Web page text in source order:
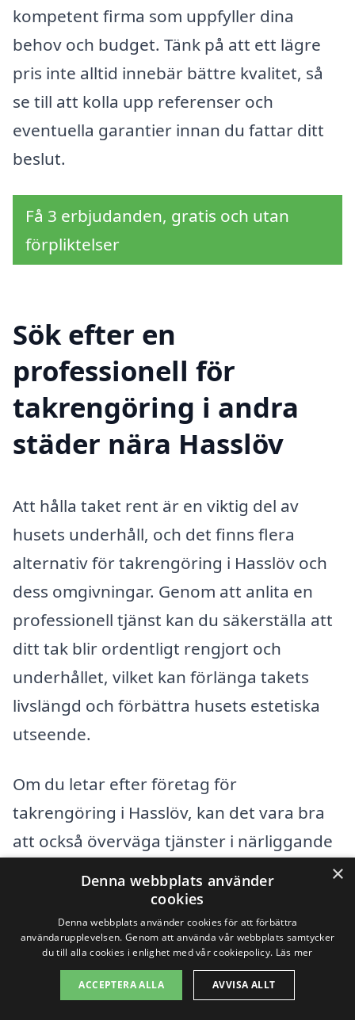
kompetent firma som uppfyller dina
behov och budget. Tänk på att ett lägre
pris inte alltid innebär bättre kvalitet, så
se till att kolla upp referenser och
eventuella garantier innan du fattar ditt
beslut.
Få 3 erbjudanden, gratis och utan
förpliktelser
Sök efter en
professionell för
takrengöring i andra
städer nära Hasslöv
Att hålla taket rent är en viktig del av
husets underhåll, och det finns flera
alternativ för takrengöring i Hasslöv och
dess omgivningar. Genom att anlita en
professionell tjänst kan du säkerställa att
ditt tak blir ordentligt rengjort och
underhållet, vilket kan förlänga takets
livslängd och förbättra husets estetiska
utseende.
Om du letar efter företag för
takrengöring i Hasslöv, kan det vara bra
att också överväga tjänster i närliggande
städer. Här är några städer i området där
du kan hitta kvalificerade entreprenörer:
Ullared
Veinge
×
Denna webbplats använder
cookies
Denna webbplats använder cookies för att förbättra
användarupplevelsen. Genom att använda vår webbplats samtycker
du till alla cookies i enlighet med vår cookiepolicy. Läs mer
ACCEPTERA ALLA AVVISA ALLT